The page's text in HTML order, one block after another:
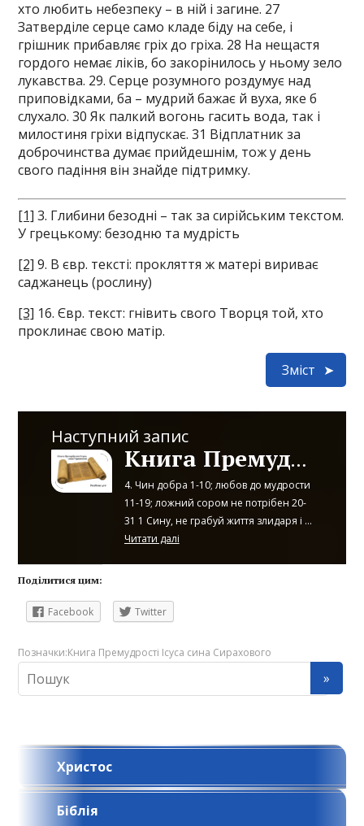
хто любить небезпеку – в ній і загине. 27
Затверділе серце само кладе біду на себе, і
грішник прибавляє гріх до гріха. 28 На нещастя
гордого немає ліків, бо закорінилось у ньому зело
лукавства. 29. Серце розумного роздумує над
приповідками, ба – мудрий бажає й вуха, яке б
слухало. 30 Як палкий вогонь гасить вода, так і
милостиня гріхи відпускає. 31 Відплатник за
доброчинства думає прийдешнім, тож у день
свого падіння він знайде підтримку.
[1] 3. Глибини безодні – так за сирійським текстом.
У грецькому: безодню та мудрість
[2] 9. В євр. тексті: прокляття ж матері вириває
саджанець (рослину)
[3] 16. Євр. текст: гнівить свого Творця той, хто
проклинає свою матір.
Зміст
Наступний запис
Книга Премудрості Ісуса, сина Сирахового: розділи 4-6
4. Чин добра 1-10; любов до мудрости
11-19; ложний сором не потрібен 20-
31 1 Сину, не грабуй життя злидаря і ...
Читати далі
Поділитися цим:
Facebook Twitter
Позначки:Книга Премудрості Ісуса сина Сирахового
Христос
Біблія